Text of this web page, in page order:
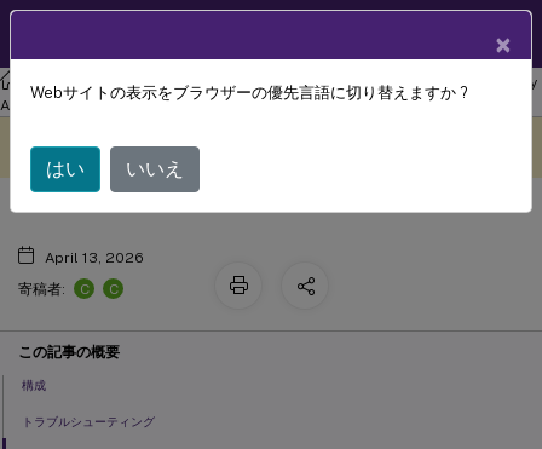
リナックス バーチャル デリバリー エージェント
Linux Virtual Delivery
Agent 2106
翻訳されています。
グラフィックの構成
April 13, 2026
寄稿者:
C C
この記事の概要
構成
トラブルシューティング
×
Webサイトの表示をブラウザーの優先言語に切り替えますか ?
はい いいえ